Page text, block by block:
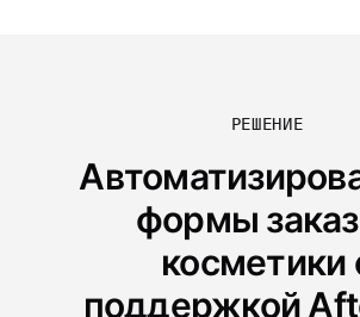
РЕШЕНИЕ
формы
косметики
поддержкой